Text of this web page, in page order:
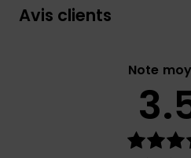
Avis clients
Note